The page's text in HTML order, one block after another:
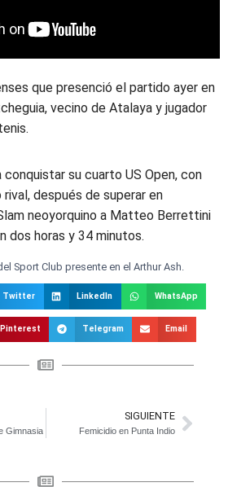
que presenció el partido ayer en
vecino de Atalaya y jugador
conquistar su cuarto US Open, con
después de superar en
neoyorquino a Matteo Berrettini
dos horas y 34 minutos.
Sport Club presente en el Arthur Ash.
Twitter LinkedIn WhatsApp
Pinterest Telegram Email
Gimnasia
SIGUIENTE
Femicidio en Punta Indio